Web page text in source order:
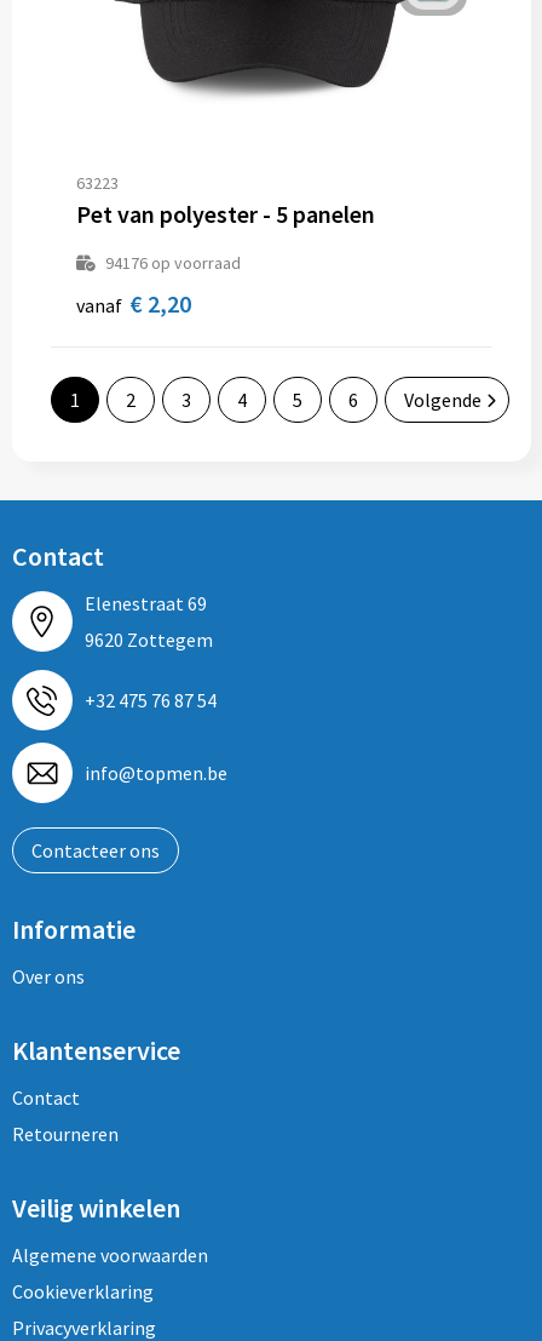
63223
Pet van polyester - 5 panelen
94176op voorraad
vanaf € 2,20
1 2 3 4 5 6 Volgende
Contact
Elenestraat 69
9620 Zottegem
+32 475 76 87 54
info@topmen.be
Contacteer ons
Informatie
Over ons
Klantenservice
Contact
Retourneren
Veilig winkelen
Algemene voorwaarden
Cookieverklaring
Privacyverklaring